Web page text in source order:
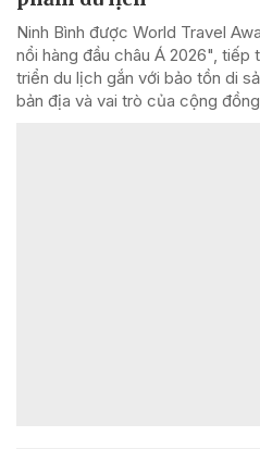
Ninh Bình được World Travel
nổi hàng đầu châu Á 2026",
triển du lịch gắn với bảo tồn di
bản địa và vai trò của cộng